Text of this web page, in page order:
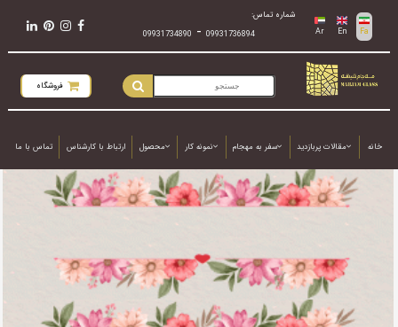
Fa
En
Ar
شماره تماس:
09931736894
-
09931734890
فروشگاه
خانه مقالات پربازدید سفر به مهجام نمونه کار محصول ارتباط با کارشناس تماس با ما